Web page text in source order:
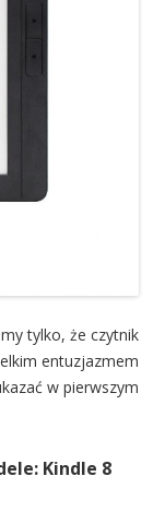
tylko, że czytnik
entuzjazmem
w pierwszym
Kindle 8